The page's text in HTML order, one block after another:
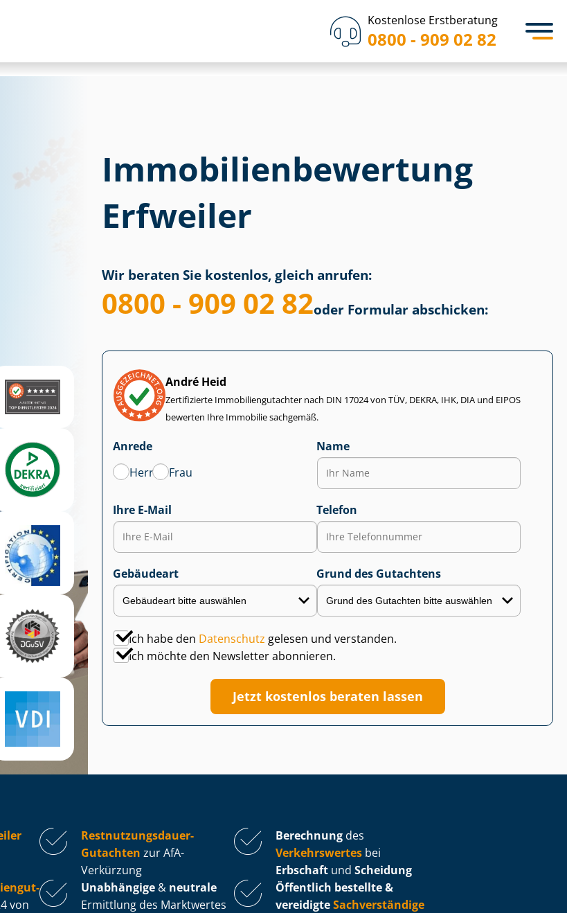
Kostenlose Erstberatung
0800 - 909 02 82
Immobilien­bewertung
Erfweiler
Wir beraten Sie kostenlos, gleich anrufen:
0800 - 909 02 82oder Formular abschicken:
André Heid
Zertifizierte Im­mo­bi­li­en­gut­ach­ter nach DIN 17024 von TÜV, DEKRA, IHK, DIA und EIPOS
bewerten Ihre Immobilie sachgemäß.
Anrede
Herr
Frau
Name
Ihre E-Mail Telefon
Gebäudeart Grund des Gutachtens
Ich habe den Datenschutz gelesen und verstanden.
Ich möchte den Newsletter abonnieren.
Jetzt kostenlos beraten lassen
Rest­nut­zungs­dau­er-
Gutachten zur AfA-
Verkürzung
Berechnung des
Verkehrswertes bei
Erbschaft und Scheidung
von
Unabhängige & neutrale
Ermittlung des Marktwertes
Öffentlich bestellte &
vereidigteSachverständige